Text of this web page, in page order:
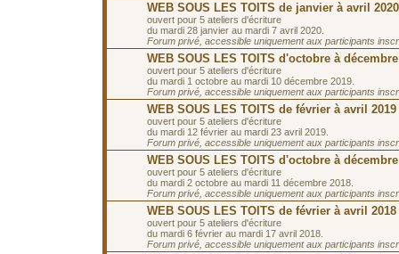
WEB SOUS LES TOITS de janvier à avril 2020
ouvert pour 5 ateliers d'écriture
du mardi 28 janvier au mardi 7 avril 2020.
Forum privé, accessible uniquement aux participants
WEB SOUS LES TOITS d'octobre à décembre
ouvert pour 5 ateliers d'écriture
du mardi 1 octobre au mardi 10 décembre 2019.
Forum privé, accessible uniquement aux participants
WEB SOUS LES TOITS de février à avril 2019
ouvert pour 5 ateliers d'écriture
du mardi 12 février au mardi 23 avril 2019.
Forum privé, accessible uniquement aux participants
WEB SOUS LES TOITS d'octobre à décembre
ouvert pour 5 ateliers d'écriture
du mardi 2 octobre au mardi 11 décembre 2018.
Forum privé, accessible uniquement aux participants
WEB SOUS LES TOITS de février à avril 2018
ouvert pour 5 ateliers d'écriture
du mardi 6 février au mardi 17 avril 2018.
Forum privé, accessible uniquement aux participants